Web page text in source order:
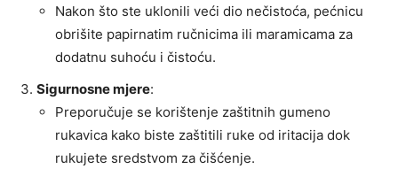
Nakon što ste uklonili veći dio nečistoća, pećnicu
obrišite papirnatim ručnicima ili maramicama za
dodatnu suhoću i čistoću.
Sigurnosne mjere:
Preporučuje se korištenje zaštitnih gumeno
rukavica kako biste zaštitili ruke od iritacija dok
rukujete sredstvom za čišćenje.